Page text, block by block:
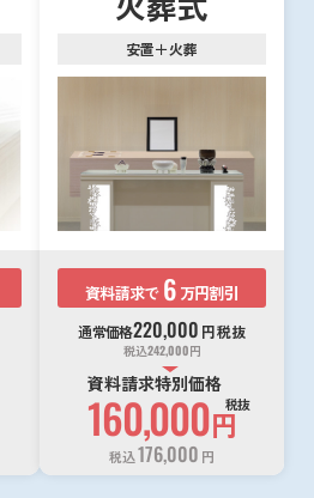
安置＋火葬
資料請求で 6 万円割引
通常価格220,000 円税抜
税込242,000円
資料請求特別価格
160,000円
税抜
税込176,000 円